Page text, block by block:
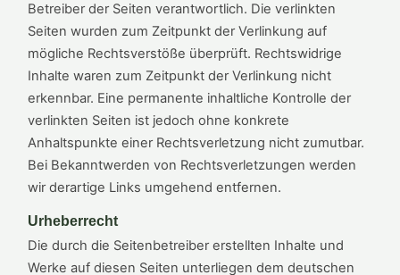
Betreiber der Seiten verantwortlich. Die verlinkten
Seiten wurden zum Zeitpunkt der Verlinkung auf
mögliche Rechtsverstöße überprüft. Rechtswidrige
Inhalte waren zum Zeitpunkt der Verlinkung nicht
erkennbar. Eine permanente inhaltliche Kontrolle der
verlinkten Seiten ist jedoch ohne konkrete
Anhaltspunkte einer Rechtsverletzung nicht zumutbar.
Bei Bekanntwerden von Rechtsverletzungen werden
wir derartige Links umgehend entfernen.
Urheberrecht
Die durch die Seitenbetreiber erstellten Inhalte und
Werke auf diesen Seiten unterliegen dem deutschen